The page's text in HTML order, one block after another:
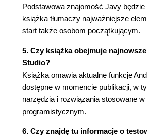
4.4. Fragmenty (171)
Rozdział 5. Powiadomienia (183)
5.1. Powiadomienia proste (183)
5.2. Powiadomienia zwierające
5.3. Powiadomienia z
(190)
5.4. Priorytety powiadomień
5.5. Grupowanie powiadomień
5.6. Powiadomienia z
Podstawowa znajomość Javy będzie
książka tłumaczy najważniejsze
start także osobom początkującym.
5. Czy książka obejmuje
Studio?
Książka omawia aktualne funkcje
dostępne w momencie publikacji, w
narzędzia i rozwiązania stosowane
programistycznym.
6. Czy znajdę tu informacje o